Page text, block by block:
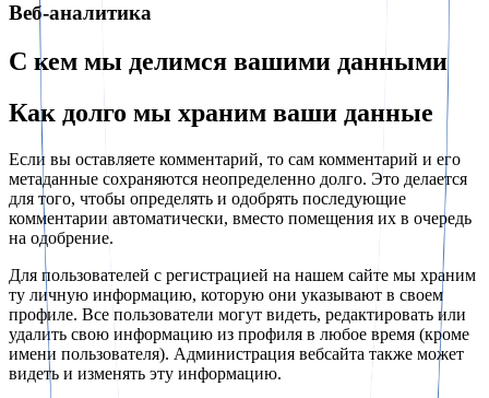
Веб-аналитика
С кем мы делимся вашими данными
Как долго мы храним ваши данные
Если вы оставляете комментарий, то сам комментарий и его
метаданные сохраняются неопределенно долго. Это делается
для того, чтобы определять и одобрять последующие
комментарии автоматически, вместо помещения их в очередь
на одобрение.
Для пользователей с регистрацией на нашем сайте мы храним
ту личную информацию, которую они указывают в своем
профиле. Все пользователи могут видеть, редактировать или
удалить свою информацию из профиля в любое время (кроме
имени пользователя). Администрация вебсайта также может
видеть и изменять эту информацию.